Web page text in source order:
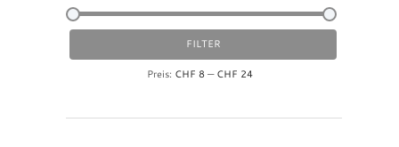
Preis
Preis
FILTER
Preis: CHF 8— CHF 24